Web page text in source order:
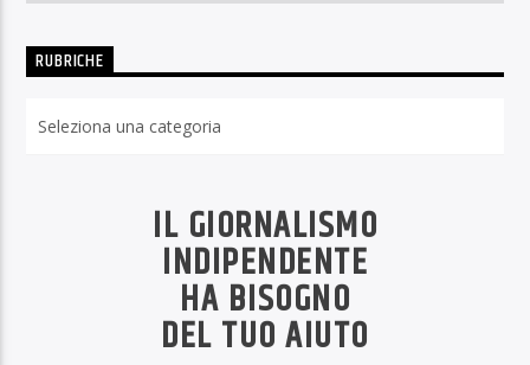
RUBRICHE
IL GIORNALISMO
INDIPENDENTE
HA BISOGNO
DEL TUO AIUTO